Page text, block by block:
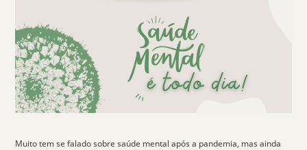
Muito tem se falado sobresaúde mental após a pandemia, mas ainda